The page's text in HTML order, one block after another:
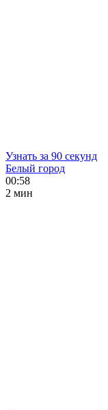
Узнать за 90 секунд
Белый город
00:58
2 мин